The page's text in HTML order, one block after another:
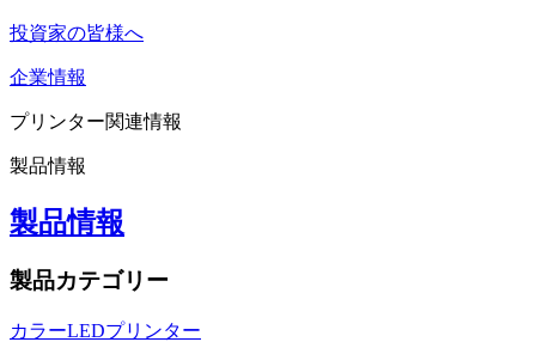
投資家の皆様へ
企業情報
プリンター関連情報
製品情報
製品情報
製品カテゴリー
カラーLEDプリンター